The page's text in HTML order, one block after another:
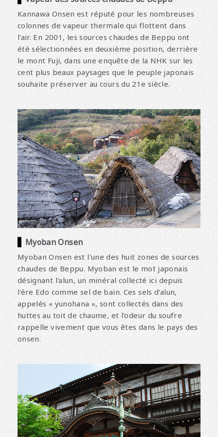
Kannawa Onsen est réputé pour les nombreuses
colonnes de vapeur thermale qui flottent dans
l'air. En 2001, les sources chaudes de Beppu ont
été sélectionnées en deuxième position, derrière
le mont Fuji, dans une enquête de la NHK sur les
cent plus beaux paysages que le peuple japonais
souhaite préserver au cours du 21e siècle.
Myoban Onsen
Myoban Onsen est l'une des huit zones de sources
chaudes de Beppu. Myoban est le mot japonais
désignant l'alun, un minéral collecté ici depuis
l'ère Edo comme sel de bain. Ces sels d'alun,
appelés « yunohana », sont collectés dans des
huttes au toit de chaume, et l'odeur du soufre
rappelle vivement que vous êtes dans le pays des
onsen.